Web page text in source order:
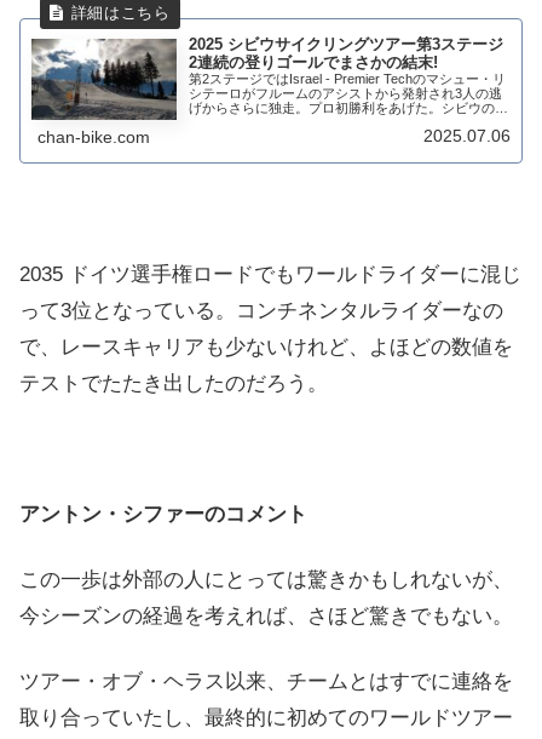
2025 シビウサイクリングツアー第3ステージ
2連続の登りゴールでまさかの結末!
第2ステージではIsrael - Premier Techのマシュー・リ
シテーロがフルームのアシストから発射され3人の逃
げからさらに独走。プロ初勝利をあげた。シビウの総
chan-bike.com 2025.07.06
2035 ドイツ選手権ロードでもワールドライダーに混じ
って3位となっている。コンチネンタルライダーなの
で、レースキャリアも少ないけれど、よほどの数値を
テストでたたき出したのだろう。
アントン・シファーのコメント
この一歩は外部の人にとっては驚きかもしれないが、
今シーズンの経過を考えれば、さほど驚きでもない。
ツアー・オブ・ヘラス以来、チームとはすでに連絡を
取り合っていたし、最終的に初めてのワールドツアー